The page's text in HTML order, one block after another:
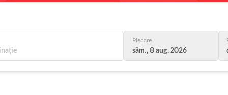
Plecare
sâm., 8 aug. 2026